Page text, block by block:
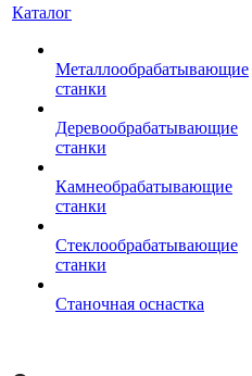
Каталог
Металлообрабатывающие
станки
Деревообрабатывающие
станки
Камнеобрабатывающие
станки
Стеклообрабатывающие
станки
Станочная оснастка